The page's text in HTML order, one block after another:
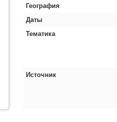
География
Даты
Тематика
Источник